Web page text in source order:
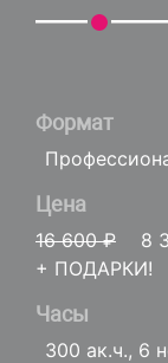
Формат
Цена
16 600 ₽
8
+ ПОДАРКИ!
Часы
300 ак.ч., 6